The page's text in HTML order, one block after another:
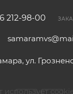
212-98-00
ул.